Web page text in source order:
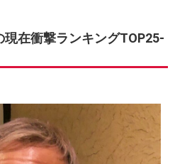
在衝撃ランキングTOP25-